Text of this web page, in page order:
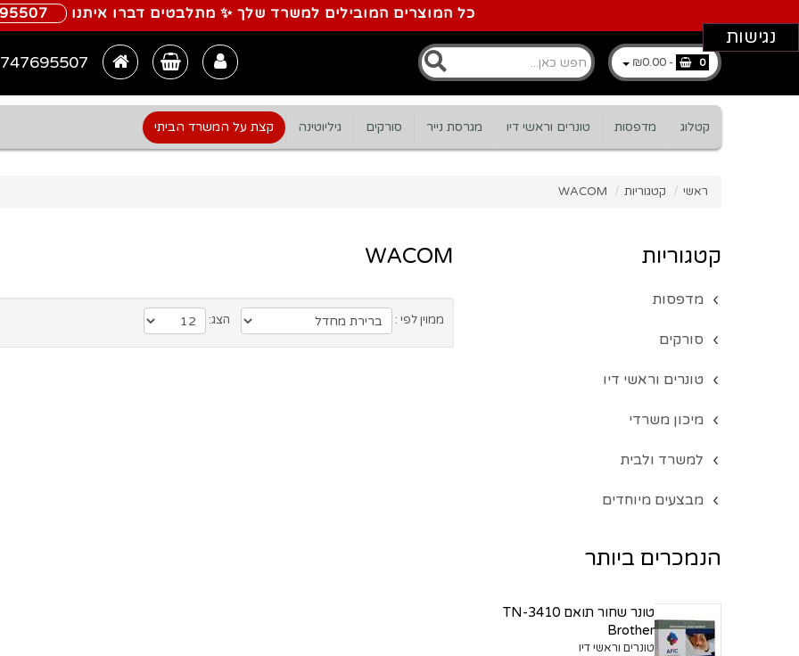
כל המוצרים המובילים למשרד שלך ✨ מתלבטים דברו איתנו
0
-
₪0.00
קטלוג מדפסות טונרים וראשי דיו מגרסת נייר סורקים גיליוטינה קצת על המשרד הביתי
ראשי / קטגוריות /
WACOM
קטגוריות
מדפסות
סורקים
טונרים וראשי דיו
מיכון משרדי
למשרד ולבית
מבצעים מיוחדים
הנמכרים ביותר
טונר שחור תואם TN-3410
Brother
טונרים וראשי דיו
WACOM
ממוין לפי : הצג:
נגישות